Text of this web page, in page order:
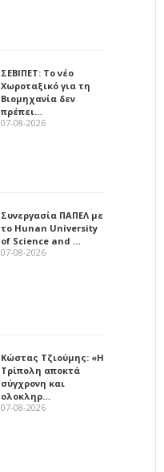
ΣΕΒΙΠΕΤ: Το νέο
Χωροταξικό για τη
Βιομηχανία δεν
πρέπει…
07-08-2026
Συνεργασία ΠΑΠΕΛ με
το Hunan University
of Science and …
07-08-2026
Κώστας Τζιούμης: «Η
Τρίπολη αποκτά
σύγχρονη και
ολοκληρ…
07-08-2026